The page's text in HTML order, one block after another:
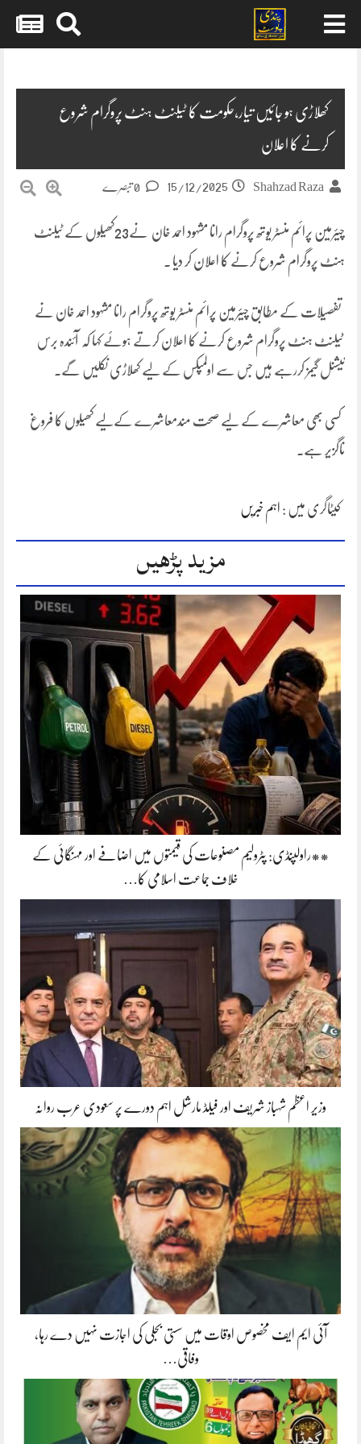
کھلاڑی ہو جائیں تیار،حکومت کا ٹیلنٹ ہنٹ پروگرام شروع
کرنے کا اعلان
Shahzad Raza
15/12/2025
چیئرمین پرائم منسٹر یوتھ پروگرام رانا مشہود احمد خان نے23کھیلوں کے ٹیلنٹ
ہنٹ پروگرام شروع کرنے کا اعلان کر دیا ۔
تفصیلات کے مطابق چیئرمین پرائم منسٹر یوتھ پروگرام رانا مشہود احمد خان نے
ٹیلنٹ ہنٹ پروگرام شروع کرنے کا اعلان کرتے ہوئے کہا کہ آئندہ برس
نیشنل گیمز کررہے ہیں جس سے اولمپکس کے لیے کھلاڑی نکلیں گے۔
کسی بھی معاشرے کے لیے صحت مندمعاشرے کےلیے کھیلوں کا فروغ
ناگزیر ہے۔
کیٹاگری میں : اہم خبریں
مزید پڑھیں
**راولپنڈی: پٹرولیم مصنوعات کی قیمتوں میں اضافے اور مہنگائی کے
خلاف جماعت اسلامی کا…
وزیر اعظم شہباز شریف اور فیلڈ مارشل اہم دورے پر سعودی عرب روانہ
آئی ایم ایف مخصوص اوقات میں سستی بجلی کی اجازت نہیں دے رہا،
وفاقی…